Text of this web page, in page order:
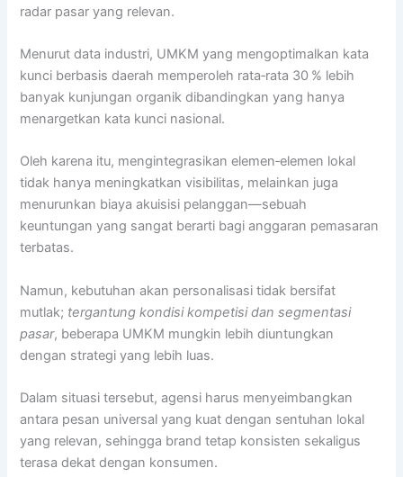
radar pasar yang relevan.
Menurut data industri, UMKM yang mengoptimalkan kata
kunci berbasis daerah memperoleh rata‑rata 30 % lebih
banyak kunjungan organik dibandingkan yang hanya
menargetkan kata kunci nasional.
Oleh karena itu, mengintegrasikan elemen‑elemen lokal
tidak hanya meningkatkan visibilitas, melainkan juga
menurunkan biaya akuisisi pelanggan—sebuah
keuntungan yang sangat berarti bagi anggaran pemasaran
terbatas.
Namun, kebutuhan akan personalisasi tidak bersifat
mutlak; tergantung kondisi kompetisi dan segmentasi
pasar, beberapa UMKM mungkin lebih diuntungkan
dengan strategi yang lebih luas.
Dalam situasi tersebut, agensi harus menyeimbangkan
antara pesan universal yang kuat dengan sentuhan lokal
yang relevan, sehingga brand tetap konsisten sekaligus
terasa dekat dengan konsumen.